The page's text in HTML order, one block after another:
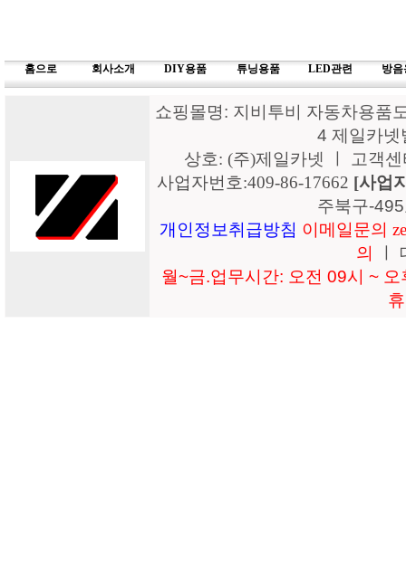
홈으로 회사소개 DIY용품 튜닝용품 LED관련 방음
쇼핑몰명: 지비투비 자동차용품
4 제일카
상호: (주)제일카넷 ㅣ 고객
사업자번호:409-86-17662 [사업
주북구-
개인정보취급방침 이메일문의
의
월~금.업무시간: 오전 09시 ~